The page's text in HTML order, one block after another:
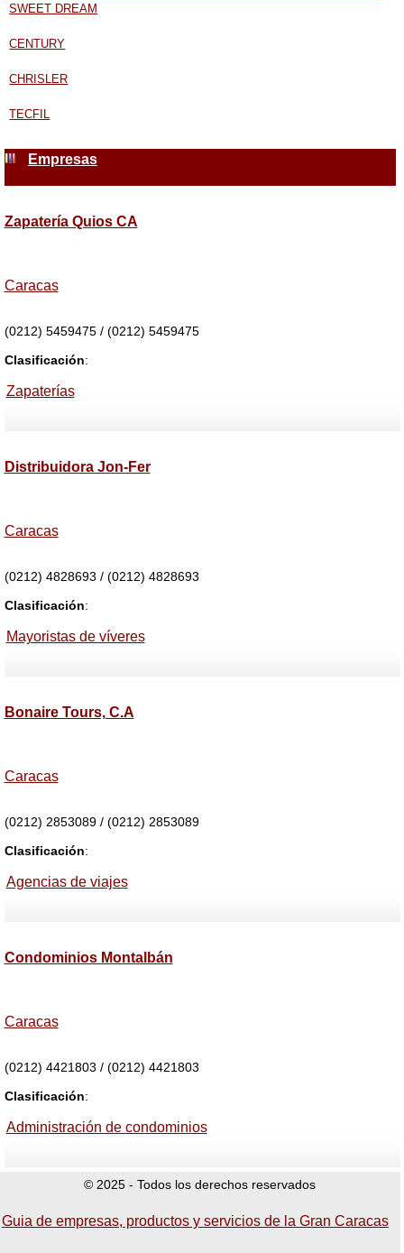
SWEET DREAM
CENTURY
CHRISLER
TECFIL
Empresas
Zapatería Quios CA
Caracas
(0212) 5459475 / (0212) 5459475
Clasificación:
Zapaterías
Distribuidora Jon-Fer
Caracas
(0212) 4828693 / (0212) 4828693
Clasificación:
Mayoristas de víveres
Bonaire Tours, C.A
Caracas
(0212) 2853089 / (0212) 2853089
Clasificación:
Agencias de viajes
Condominios Montalbán
Caracas
(0212) 4421803 / (0212) 4421803
Clasificación:
Administración de condominios
© 2025 - Todos los derechos reservados
Guia de empresas, productos y servicios de la Gran Caracas